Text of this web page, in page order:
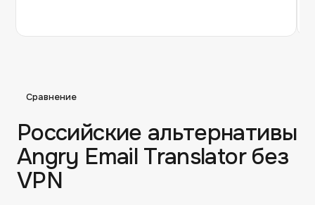
Сравнение
Российские альтернативы
Angry Email Translatorбез
VPN